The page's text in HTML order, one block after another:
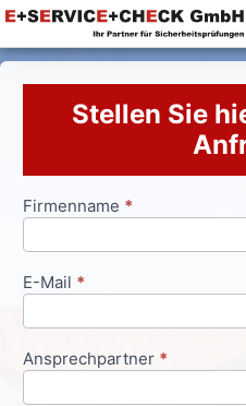
Stellen Sie
Anfrageformular
Firmenname *
E-Mail *
Ansprechpartner *